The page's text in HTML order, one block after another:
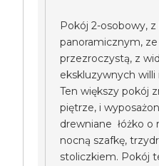
Pokój 2-osobowy,
panoramicznym,
przezroczystą, z
ekskluzywnych willi
Ten większy pokój
piętrze, i
drewniane łóżko o
nocną szafkę,
stoliczkiem. Pokój